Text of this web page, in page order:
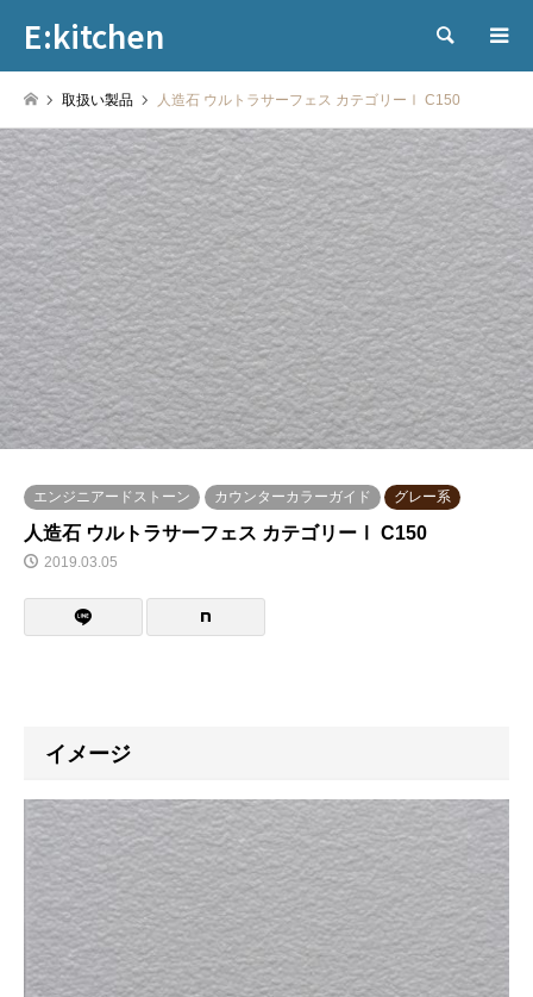
E:kitchen 検索
取扱い製品 人造石 ウルトラサーフェス カテゴリーⅠ C150
エンジニアードストーン カウンターカラーガイド グレー系
人造石 ウルトラサーフェス カテゴリーⅠ C150
2019.03.05
イメージ